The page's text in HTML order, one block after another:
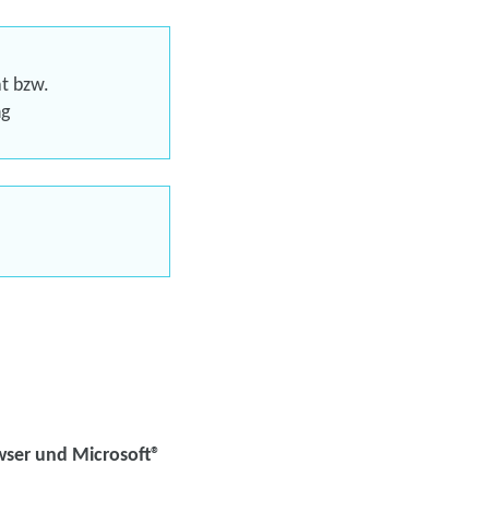
möglich
bzw.
und Microsoft®